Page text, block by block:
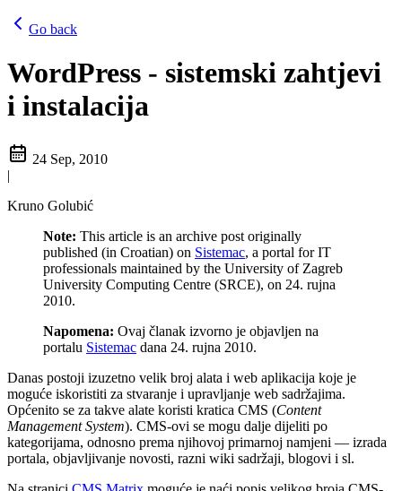
Go back
WordPress - sistemski zahtjevi
i instalacija
24 Sep, 2010
|
Kruno Golubić
Note: This article is an archive post originally
published (in Croatian) on Sistemac, a portal for IT
professionals maintained by the University of Zagreb
University Computing Centre (SRCE), on 24. rujna
2010.
Napomena: Ovaj članak izvorno je objavljen na
portalu Sistemac dana 24. rujna 2010.
Danas postoji izuzetno velik broj alata i web aplikacija koje je
moguće iskoristiti za stvaranje i upravljanje web sadržajima.
Općenito se za takve alate koristi kratica CMS (Content
Management System). CMS-ovi se mogu dalje dijeliti po
kategorijama, odnosno prema njihovoj primarnoj namjeni — izrada
portala, objavljivanje novosti, razni wiki sadržaji, blogovi i sl.